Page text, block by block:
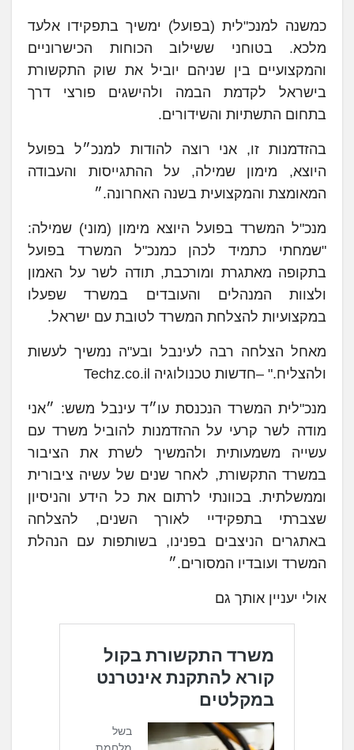
כמשנה למנכ"לית (בפועל) ימשיך בתפקידו אלעד
מלכא. בטוחני ששילוב הכוחות הכישרוניים
והמקצועיים בין שניהם יוביל את שוק התקשורת
בישראל לקדמת הבמה ולהישגים פורצי דרך
בתחום התשתיות והשידורים.
בהזדמנות זו, אני רוצה להודות למנכ״ל בפועל
היוצא, מימון שמילה, על ההתגייסות והעבודה
המאומצת והמקצועית בשנה האחרונה.״
מנכ"ל המשרד בפועל היוצא מימון (מוני) שמילה:
"שמחתי כתמיד לכהן כמנכ"ל המשרד בפועל
בתקופה מאתגרת ומורכבת, תודה לשר על האמון
ולצוות המנהלים והעובדים במשרד שפעלו
במקצועיות להצלחת המשרד לטובת עם ישראל.
מאחל הצלחה רבה לעינבל ובע"ה נמשיך לעשות
ולהצליח." –חדשות טכנולוגיה Techz.co.il
מנכ"לית המשרד הנכנסת עו״ד עינבל משש: ״אני
מודה לשר קרעי על ההזדמנות להוביל משרד עם
עשייה משמעותית ולהמשיך לשרת את הציבור
במשרד התקשורת, לאחר שנים של עשיה ציבורית
וממשלתית. בכוונתי לרתום את כל הידע והניסיון
שצברתי בתפקידיי לאורך השנים, להצלחה
באתגרים הניצבים בפנינו, בשותפות עם הנהלת
המשרד ועובדיו המסורים.״
אולי יעניין אותך גם